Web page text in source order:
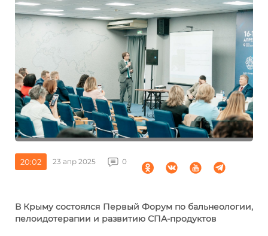
20:02 23 апр 2025 0
В Крыму состоялся Первый Форум по бальнеологии,
пелоидотерапии и развитию СПА-продуктов